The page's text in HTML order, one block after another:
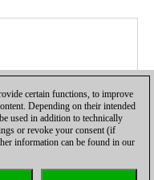
certain functions, to improve
Depending on their intended
used in addition to technically
or revoke your consent (if
information can be found in our